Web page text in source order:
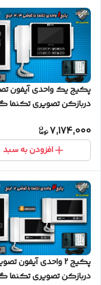
پکیج یک واحدی آیفون
دربازکن تصویری
7,174,000
افزودن به سبد
پکیج 2 واحدی آیفون
دربازکن تصویری